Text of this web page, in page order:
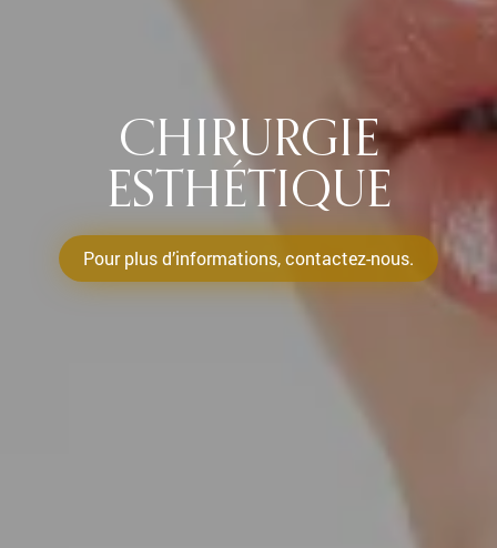
CHIRURGIE
ESTHÉTIQUE
Pour plus d’informations, contactez-nous.